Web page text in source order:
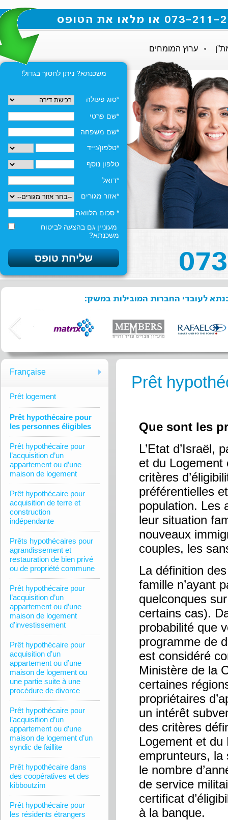
ערוץ המומחים
משכנתא? ניתן לחסוך בגדול!
*סוג פעולה
*שם פרטי
*שם משפחה
*טלפון/נייד
טלפון נוסף
*דואל
*אזור מגורים
* סכום הלוואה
מעוניין גם בהצעה לביטוח
משכנתא?
לעובדי החברות המובילות במשק:
Française
Prêt logement
Prêt hypothécaire pour
les personnes éligibles
Prêt hypothécaire pour
l’acquisition d’un
appartement ou d’une
maison de logement
Prêt hypothécaire pour
acquisition de terre et
construction
indépendante
Prêts hypothécaires pour
agrandissement et
restauration de bien privé
ou de propriété commune
Prêt hypothécaire pour
l’acquisition d’un
appartement ou d’une
maison de logement
d’investissement
Prêt hypothécaire pour
acquisition d’un
appartement ou d’une
maison de logement ou
une partie suite à une
procédure de divorce
Prêt hypothécaire pour
l’acquisition d’un
appartement ou d’une
maison de logement d’un
syndic de faillite
Prêt hypothécaire dans
des coopératives et des
kibboutzim
Prêt hypothécaire pour
les résidents étrangers
Prêt
Que sont les
L’Etat d’Israël,
et du Logement
critères
préférentielles
population. Les
leur situation
nouveaux
couples, les
La définition
famille n’ayant
quelconques
certains cas).
probabilité que
programme de
est considéré
Ministère de la
certaines
propriétaires
un intérêt
des critères
Logement et du
emprunteurs,
le nombre
de service
certificat
à la banque.